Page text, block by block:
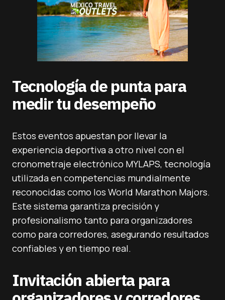
Tecnología de punta para
medir tu desempeño
Estos eventos apuestan por llevar la
experiencia deportiva a otro nivel con el
cronometraje electrónico MYLAPS, tecnología
utilizada en competencias mundialmente
reconocidas como los World Marathon Majors.
Este sistema garantiza precisión y
profesionalismo tanto para organizadores
como para corredores, asegurando resultados
confiables y en tiempo real.
Invitación abierta para